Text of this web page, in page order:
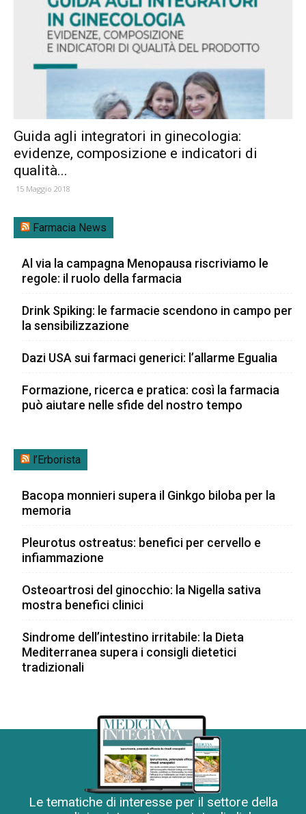
Guida agli integratori in ginecologia:
evidenze, composizione e indicatori di
qualità...
15 Maggio 2018
Farmacia News
Al via la campagna Menopausa riscriviamo le
regole: il ruolo della farmacia
Drink Spiking: le farmacie scendono in campo per
la sensibilizzazione
Dazi USA sui farmaci generici: l’allarme Egualia
Formazione, ricerca e pratica: così la farmacia
può aiutare nelle sfide del nostro tempo
l’Erborista
Bacopa monnieri supera il Ginkgo biloba per la
memoria
Pleurotus ostreatus: benefici per cervello e
infiammazione
Osteoartrosi del ginocchio: la Nigella sativa
mostra benefici clinici
Sindrome dell’intestino irritabile: la Dieta
Mediterranea supera i consigli dietetici
tradizionali
Le tematiche di interesse per il settore della